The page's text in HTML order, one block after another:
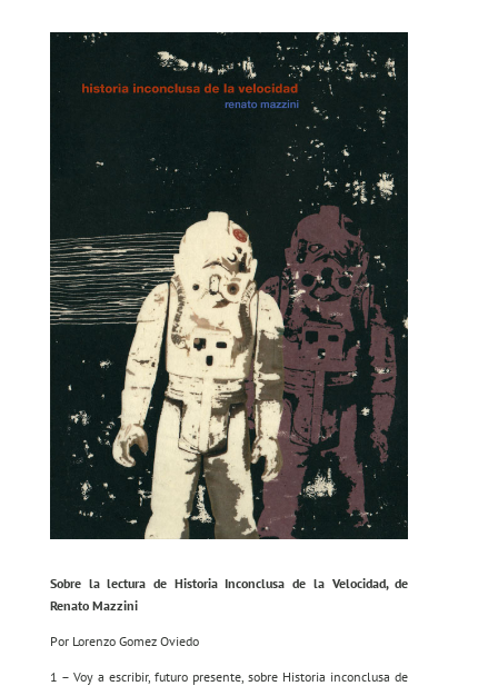
Sobre la lectura de Historia Inconclusa de la Velocidad, de
Renato Mazzini
Por Lorenzo Gomez Oviedo
1 – Voy a escribir, futuro presente, sobre Historia inconclusa de